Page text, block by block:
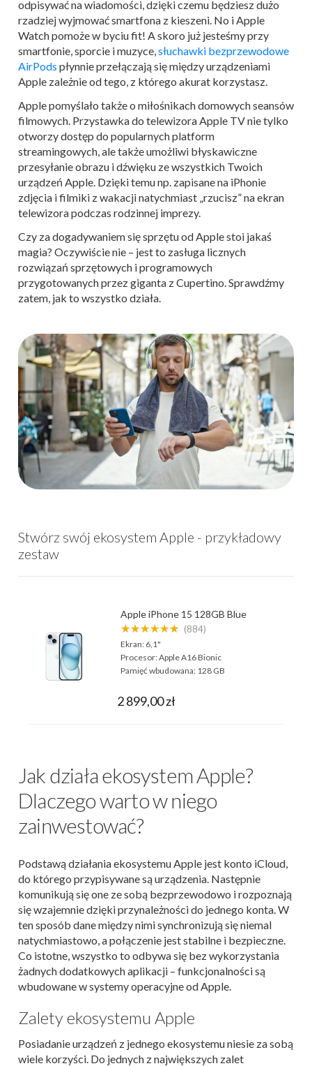
odpisywać na wiadomości, dzięki czemu będziesz dużo
rzadziej wyjmować smartfona z kieszeni. No i Apple
Watch pomoże w byciu fit! A skoro już jesteśmy przy
smartfonie, sporcie i muzyce,słuchawki bezprzewodowe
AirPods płynnie przełączają się między urządzeniami
Apple zależnie od tego, z którego akurat korzystasz.
Apple pomyślało także o miłośnikach domowych seansów
filmowych. Przystawka do telewizora Apple TV nie tylko
otworzy dostęp do popularnych platform
streamingowych, ale także umożliwi błyskawiczne
przesyłanie obrazu i dźwięku ze wszystkich Twoich
urządzeń Apple. Dzięki temu np. zapisane na iPhonie
zdjęcia i filmiki z wakacji natychmiast „rzucisz” na ekran
telewizora podczas rodzinnej imprezy.
Czy za dogadywaniem się sprzętu od Apple stoi jakaś
magia? Oczywiście nie – jest to zasługa licznych
rozwiązań sprzętowych i programowych
przygotowanych przez giganta z Cupertino. Sprawdźmy
zatem, jak to wszystko działa.
Stwórz swój ekosystem Apple - przykładowy
zestaw
Apple iPhone 15 128GB Blue
★★★★★★ (884)
Ekran: 6,1"
Procesor:Apple A16 Bionic
Pamięć wbudowana: 128 GB
2 899,00 zł
Jak działa ekosystem Apple?
Dlaczego warto w niego
zainwestować?
Podstawą działania ekosystemu Apple jest konto iCloud,
do którego przypisywane są urządzenia. Następnie
komunikują się one ze sobą bezprzewodowo i rozpoznają
się wzajemnie dzięki przynależności do jednego konta. W
ten sposób dane między nimi synchronizują się niemal
natychmiastowo, a połączenie jest stabilne i bezpieczne.
Co istotne, wszystko to odbywa się bez wykorzystania
żadnych dodatkowych aplikacji – funkcjonalności są
wbudowane w systemy operacyjne od Apple.
Zalety ekosystemu Apple
Posiadanie urządzeń z jednego ekosystemu niesie za sobą
wiele korzyści. Do jednych z największych zalet